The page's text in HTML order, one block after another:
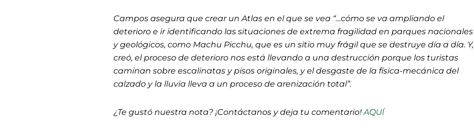
Campos asegura que crear un Atlas en el que se vea “…cómo se va ampliando el
deterioro e ir identificando las situaciones de extrema fragilidad en parques nacionales
y geológicos, como Machu Picchu, que es un sitio muy frágil que se destruye día a día. Y,
creó, el proceso de deterioro nos está llevando a una destrucción porque los turistas
caminan sobre escalinatas y pisos originales, y el desgaste de la física-mecánica del
calzado y la lluvia lleva a un proceso de arenización total”.
¿Te gustó nuestra nota? ¡Contáctanos y deja tu comentario!AQUÍ